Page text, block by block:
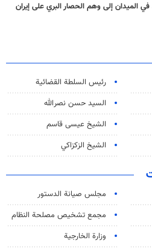
الميدان إلى وهم الحصار البري على إيران
رئیس السلطة القضائیة
السيد حسن نصرالله
الشيخ عيسى قاسم
الشيخ الزكزاكي
مجلس صيانة الدستور
مجمع تشخيص مصلحة النظام
وزارة الخارجية